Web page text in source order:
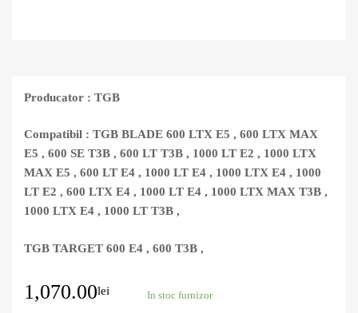
Producator : TGB
Compatibil : TGB BLADE 600 LTX E5 , 600 LTX MAX
E5 , 600 SE T3B , 600 LT T3B , 1000 LT E2 , 1000 LTX
MAX E5 , 600 LT E4 , 1000 LT E4 , 1000 LTX E4 , 1000
LT E2 , 600 LTX E4 , 1000 LT E4 , 1000 LTX MAX T3B ,
1000 LTX E4 , 1000 LT T3B ,
TGB TARGET 600 E4 , 600 T3B ,
1,070.00lei In stoc furnizor